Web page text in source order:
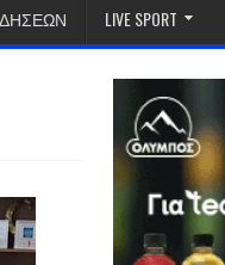
LIVE SPORT